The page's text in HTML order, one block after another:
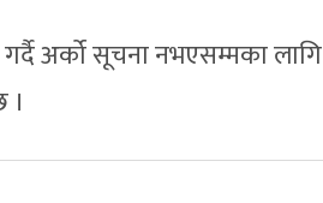
अर्को सूचना नभएसम्मका लागि